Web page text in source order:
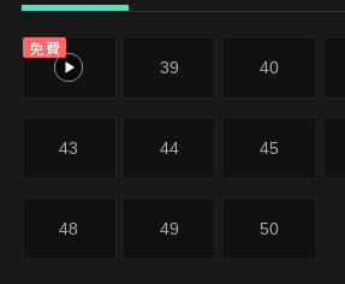
務，為了尋找專門從事印章偽造的專
朗基。兩人在約定的俱樂部與偽造師
免費
38 39 40
43 44 45
48 49 50